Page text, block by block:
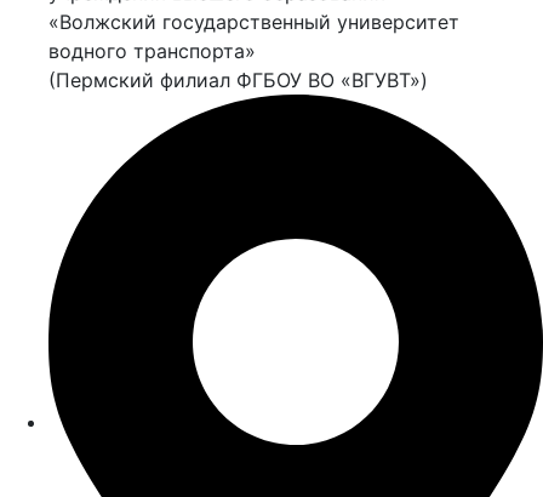
«Волжский государственный университет
водного транспорта»
(Пермский филиал ФГБОУ ВО «ВГУВТ»)